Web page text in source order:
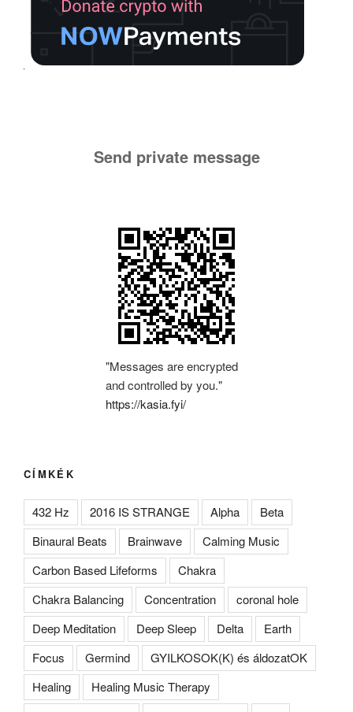
Send private message
"Messages are encrypted
and controlled by you."
https://kasia.fyi/
CÍMKÉK
432 Hz 2016 IS STRANGE Alpha
Beta
Binaural Beats
Brainwave
Calming Music
Carbon Based Lifeforms
Chakra
Chakra Balancing
Concentration
coronal hole
Deep Meditation
Deep Sleep Delta
Earth
Focus
Germind
GYILKOSOK(K) és áldozatOK
Healing
Healing Music Therapy